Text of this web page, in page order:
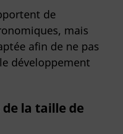
de
mais
afin de ne pas
développement
la taille de